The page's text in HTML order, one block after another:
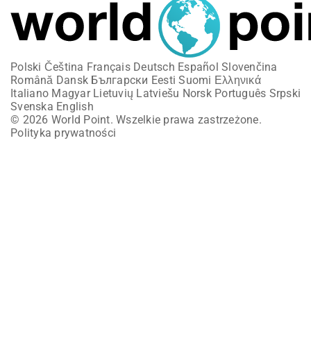
Polski Čeština Français Deutsch Español Slovenčina
Română Dansk Български Eesti Suomi Ελληνικά
Italiano Magyar Lietuvių Latviešu Norsk Português Srpski
Svenska English
© 2026 World Point. Wszelkie prawa zastrzeżone.
Polityka prywatności